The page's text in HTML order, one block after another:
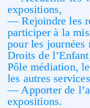
expositions,
— Rejoindre les
participer à la
pour les journées
Droits de
Pôle médiation,
les autres
— Apporter de
expositions.